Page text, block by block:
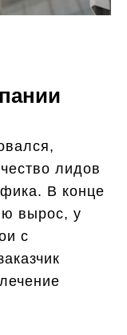
лидов
В конце
вырос, у
с